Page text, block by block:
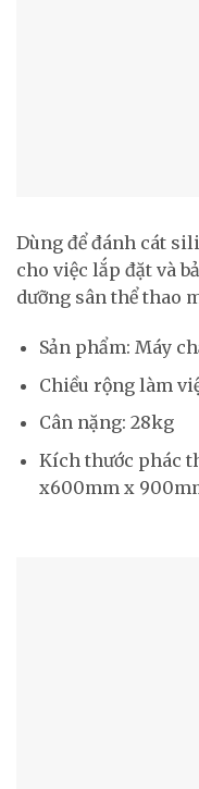
Dùng để đánh cát
cho việc lắp đặt và
dưỡng sân thể thao
Sản phẩm: Máy
Chiều rộng làm
Cân nặng: 28kg
Kích thước phác
x600mm x